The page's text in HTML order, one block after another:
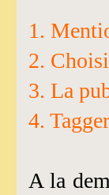
1.
2.
3. La
4.
A la